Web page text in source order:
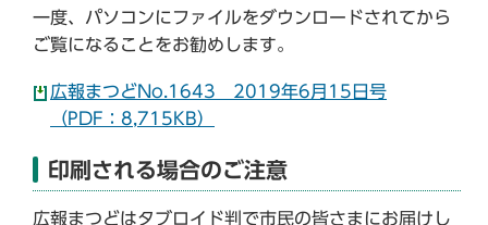
一度、パソコンにファイルをダウンロードされてから
ご覧になることをお勧めします。
広報まつどNo.1643 2019年6月15日号
（PDF：8,715KB）
印刷される場合のご注意
広報まつどはタブロイド判で市民の皆さまにお届けし